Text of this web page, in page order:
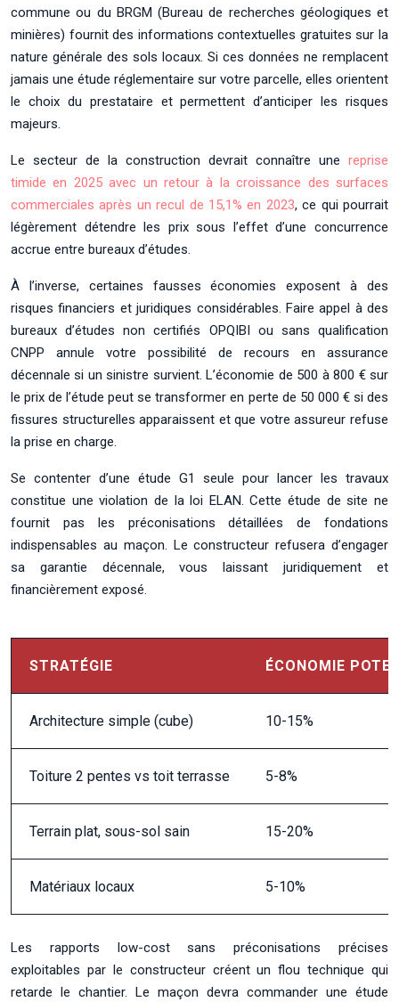
commune ou du BRGM (Bureau de recherches géologiques et
minières) fournit des informations contextuelles gratuites sur la
nature générale des sols locaux. Si ces données ne remplacent
jamais une étude réglementaire sur votre parcelle, elles orientent
le choix du prestataire et permettent d’anticiper les risques
majeurs.
Le secteur de la construction devrait connaître une reprise
timide en 2025 avec un retour à la croissance des surfaces
commerciales après un recul de 15,1% en 2023, ce qui pourrait
légèrement détendre les prix sous l’effet d’une concurrence
accrue entre bureaux d’études.
À l’inverse, certaines fausses économies exposent à des
risques financiers et juridiques considérables. Faire appel à des
bureaux d’études non certifiés OPQIBI ou sans qualification
CNPP annule votre possibilité de recours en assurance
décennale si un sinistre survient. L’économie de 500 à 800 € sur
le prix de l’étude peut se transformer en perte de 50 000 € si des
fissures structurelles apparaissent et que votre assureur refuse
la prise en charge.
Se contenter d’une étude G1 seule pour lancer les travaux
constitue une violation de la loi ELAN. Cette étude de site ne
fournit pas les préconisations détaillées de fondations
indispensables au maçon. Le constructeur refusera d’engager
sa garantie décennale, vous laissant juridiquement et
financièrement exposé.
STRATÉGIE ÉCONOMIE
Architecture simple (cube) 10-15%
Toiture 2 pentes vs toit terrasse 5-8%
Terrain plat, sous-sol sain 15-20%
Matériaux locaux 5-10%
Les rapports low-cost sans préconisations précises
exploitables par le constructeur créent un flou technique qui
retarde le chantier. Le maçon devra commander une étude